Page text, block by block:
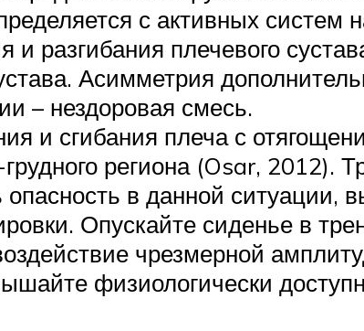
с активных
и разгибания плечевого
Асимметрия
– нездоровая смесь.
и сгибания плеча с
региона (Osar, 2012).
опасность в данной ситуации,
Опускайте сиденье в
чрезмерной
физиологически